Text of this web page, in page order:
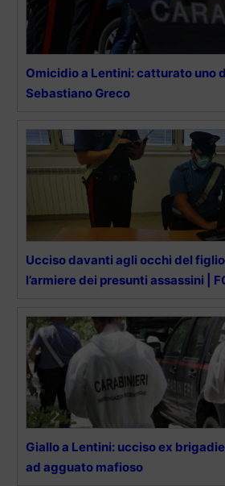
Omicidio a Lentini: catturato uno
Sebastiano Greco
Ucciso davanti agli occhi del
l’armiere dei presunti assassini |
Giallo a Lentini: ucciso ex
ad agguato mafioso